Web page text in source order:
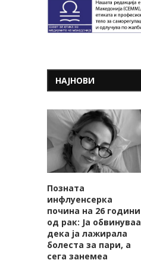
НАЈНОВИ
Позната
инфлуенсерка
почина на 26 години
од рак: Ја обвинуваа
дека ја лажирала
болеста за пари, а
сега занемеа